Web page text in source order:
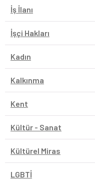
İş İlanı
İşçi Hakları
Kadın
Kalkınma
Kent
Kültür - Sanat
Kültürel Miras
LGBTİ